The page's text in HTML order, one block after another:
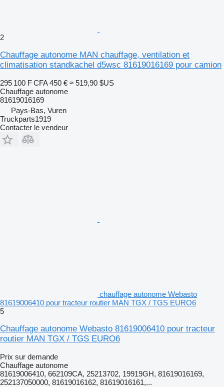
2
Chauffage autonome MAN chauffage, ventilation et
climatisation standkachel d5wsc 81619016169 pour camion
295 100 F CFA 450 € ≈ 519,90 $US
Chauffage autonome
81619016169
Pays-Bas, Vuren
Truckparts1919
Contacter le vendeur
chauffage autonome Webasto
81619006410 pour tracteur routier MAN TGX / TGS EURO6
5
Chauffage autonome Webasto 81619006410 pour tracteur
routier MAN TGX / TGS EURO6
Prix sur demande
Chauffage autonome
81619006410, 662109CA, 25213702, 19919GH, 81619016169,
252137050000, 81619016162, 81619016161,...